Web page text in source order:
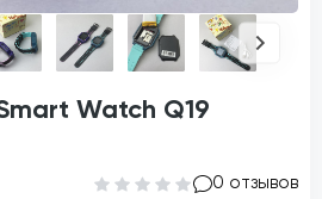
Watch Q19
0 отзывов